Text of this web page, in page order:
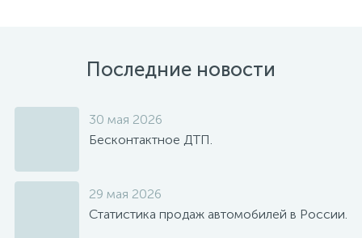
Последние новости
30 мая 2026
Бесконтактное ДТП.
29 мая 2026
Статистика продаж автомобилей в России.